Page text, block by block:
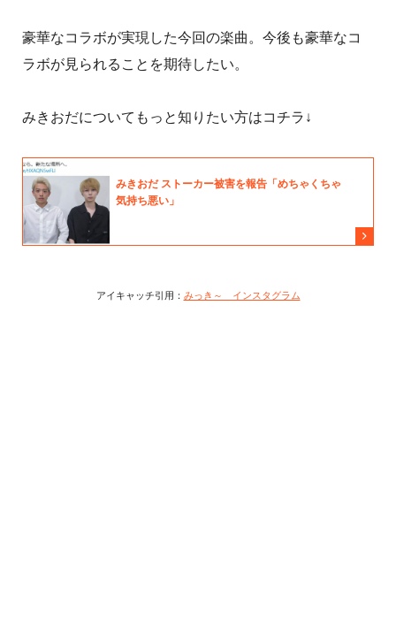
豪華なコラボが実現した今回の楽曲。今後も豪華なコ
ラボが見られることを期待したい。
みきおだについてもっと知りたい方はコチラ↓
アイキャッチ引用： みっき～ インスタグラム